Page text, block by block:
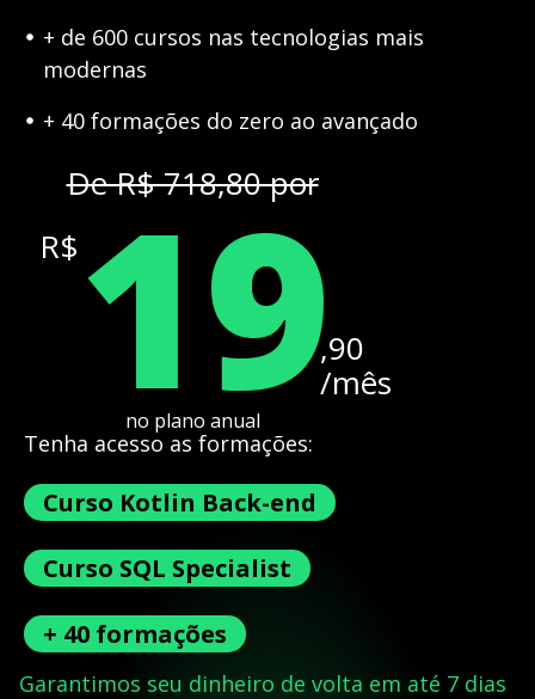
+ de 600 cursos nas tecnologias mais
modernas
+ 40 formações do zero ao avançado
De R$ 718,80 por
R$ 19,90
/mês
no plano anual
Tenha acesso as formações:
Curso Kotlin Back-end
Curso SQL Specialist
+ 40 formações
Garantimos seu dinheiro de volta em até 7 dias